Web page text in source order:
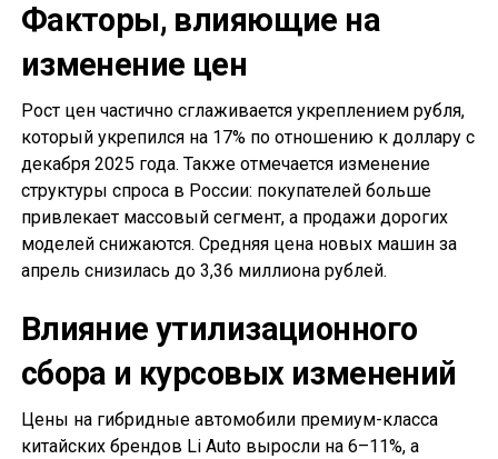
Факторы, влияющие на
изменение цен
Рост цен частично сглаживается укреплением рубля,
который укрепился на 17% по отношению к доллару с
декабря 2025 года. Также отмечается изменение
структуры спроса в России: покупателей больше
привлекает массовый сегмент, а продажи дорогих
моделей снижаются. Средняя цена новых машин за
апрель снизилась до 3,36 миллиона рублей.
Влияние утилизационного
сбора и курсовых изменений
Цены на гибридные автомобили премиум-класса
китайских брендов Li Auto выросли на 6–11%, а